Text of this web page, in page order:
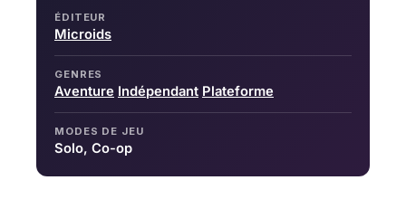
ÉDITEUR
Microids
GENRES
Aventure Indépendant Plateforme
MODES DE JEU
Solo, Co-op